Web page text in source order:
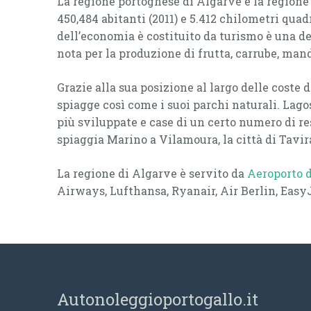
450,484 abitanti (2011) e 5.412 chilometri
dell’economia è costituito da turismo è una
nota per la produzione di frutta, carrube,
Grazie alla sua posizione al largo delle coste
spiagge così come i suoi parchi naturali.
più sviluppate e case di un certo numero di
spiaggia Marino a Vilamoura, la città di
La regione di Algarve è servito da Aeroporto
Airways, Lufthansa, Ryanair, Air Berlin,
Autonoleggioportogallo.it